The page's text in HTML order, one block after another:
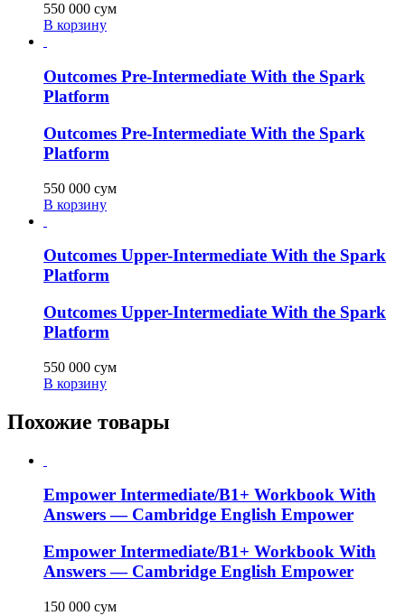
550 000 сум
В корзину
Outcomes Pre-Intermediate With the Spark
Platform
Outcomes Pre-Intermediate With the Spark
Platform
550 000 сум
В корзину
Outcomes Upper-Intermediate With the Spark
Platform
Outcomes Upper-Intermediate With the Spark
Platform
550 000 сум
В корзину
Похожие товары
Empower Intermediate/B1+ Workbook With
Answers — Cambridge English Empower
Empower Intermediate/B1+ Workbook With
Answers — Cambridge English Empower
150 000 сум